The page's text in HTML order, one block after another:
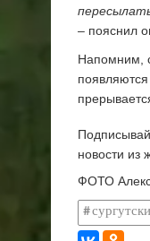
– пояснил
Напомним,
новости из
ФОТО